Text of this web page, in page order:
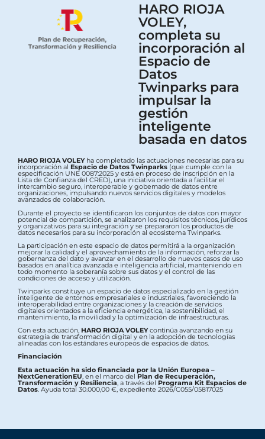
HARO RIOJA
VOLEY,
completa su
incorporación al
Espacio de
Datos
Twinparks para
impulsar la
gestión
inteligente
basada en datos
HARO RIOJA VOLEYha completado las actuaciones necesarias para su
incorporación al Espacio de Datos Twinparks (que cumple con la
especificación UNE 0087:2025 y está en proceso de inscripción en la
Lista de Confianza del CRED), una iniciativa orientada a facilitar el
intercambio seguro, interoperable y gobernado de datos entre
organizaciones, impulsando nuevos servicios digitales y modelos
avanzados de colaboración.
Durante el proyecto se identificaron los conjuntos de datos con mayor
potencial de compartición, se analizaron los requisitos técnicos, jurídicos
y organizativos para su integración y se prepararon los productos de
datos necesarios para su incorporación al ecosistema Twinparks.
La participación en este espacio de datos permitirá a la organización
mejorar la calidad y el aprovechamiento de la información, reforzar la
gobernanza del dato y avanzar en el desarrollo de nuevos casos de uso
basados en analítica avanzada e inteligencia artificial, manteniendo en
todo momento la soberanía sobre sus datos y el control de las
condiciones de acceso y utilización.
Twinparks constituye un espacio de datos especializado en la gestión
inteligente de entornos empresariales e industriales, favoreciendo la
interoperabilidad entre organizaciones y la creación de servicios
digitales orientados a la eficiencia energética, la sostenibilidad, el
mantenimiento, la movilidad y la optimización de infraestructuras.
Con esta actuación, HARO RIOJA VOLEYcontinúa avanzando en su
estrategia de transformación digital y en la adopción de tecnologías
alineadas con los estándares europeos de espacios de datos.
Financiación
Esta actuación ha sido financiada por la Unión Europea –
NextGenerationEU , en el marco delPlan de Recuperación,
Transformación y Resiliencia , a través del Programa Kit Espacios de
Datos . Ayuda total 30.000,00 €, expediente 2026/C055/05817025